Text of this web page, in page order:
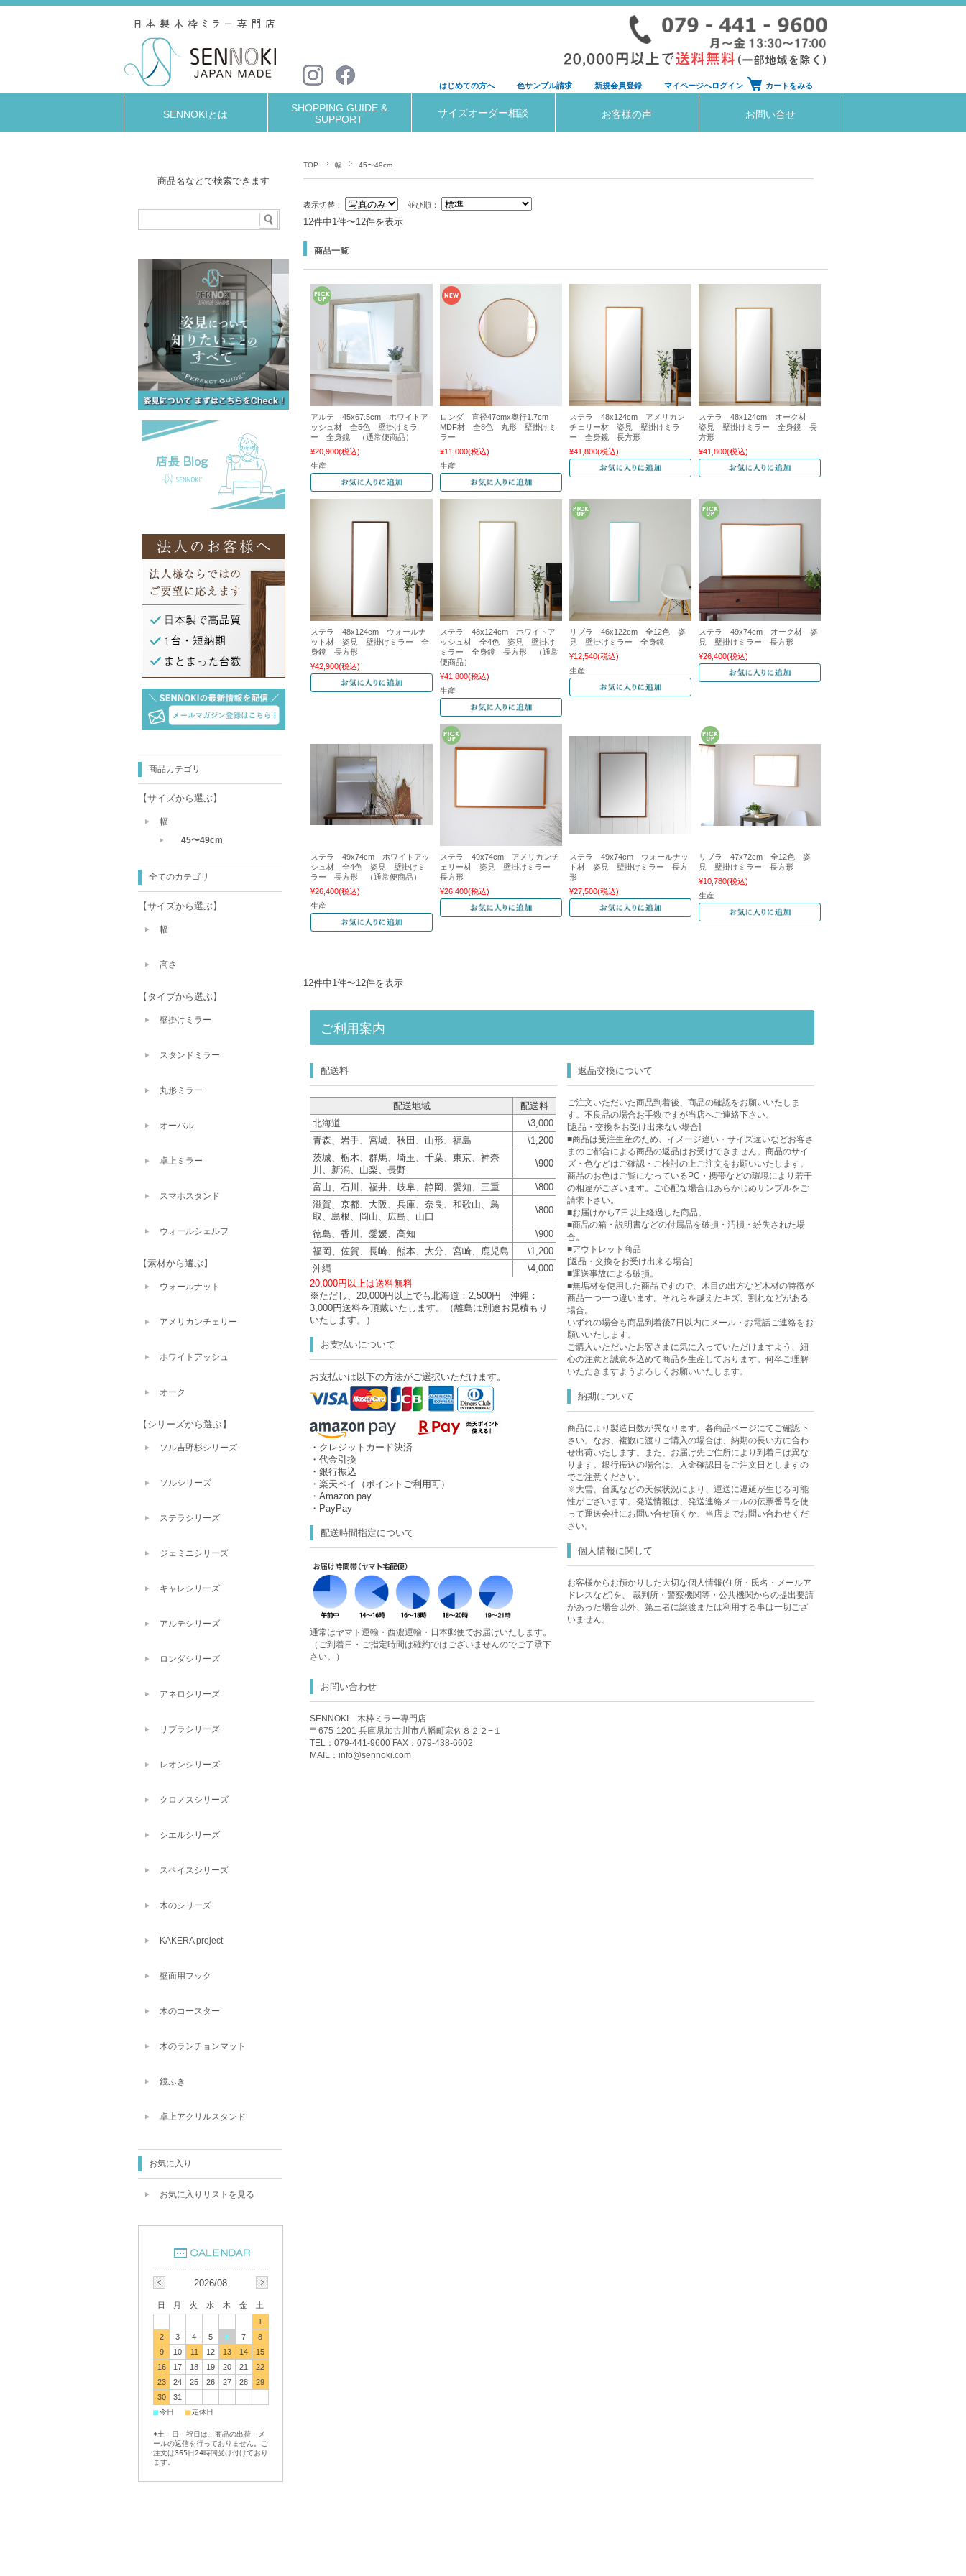
はじめての方へ 色サンプル請求 新規会員登録 マイページへログイン カートをみる
SENNOKIとは
SHOPPING GUIDE &
SUPPORT
サイズオーダー相談 お客様の声 お問い合せ
TOP 幅 45〜49cm
表示切替： 並び順：
12件中1件〜12件を表示
商品一覧
アルテ 45x67.5cm ホワイトア
ッシュ材 全5色 壁掛けミラ
ー 全身鏡 （通常便商品）
¥20,900(税込)
生産
ロンダ 直径47cmx奥行1.7cm
MDF材 全8色 丸形 壁掛けミ
ラー
¥11,000(税込)
生産
ステラ 48x124cm アメリカン
チェリー材 姿見 壁掛けミラ
ー 全身鏡 長方形
¥41,800(税込)
ステラ 48x124cm オーク材
姿見 壁掛けミラー 全身鏡 長
方形
¥41,800(税込)
ステラ 48x124cm ウォールナ
ット材 姿見 壁掛けミラー 全
身鏡 長方形
¥42,900(税込)
ステラ 48x124cm ホワイトア
ッシュ材 全4色 姿見 壁掛け
ミラー 全身鏡 長方形 （通常
便商品）
¥41,800(税込)
生産
リブラ 46x122cm 全12色 姿
見 壁掛けミラー 全身鏡
¥12,540(税込)
生産
ステラ 49x74cm オーク材 姿
見 壁掛けミラー 長方形
¥26,400(税込)
ステラ 49x74cm ホワイトアッ
シュ材 全4色 姿見 壁掛けミ
ラー 長方形 （通常便商品）
¥26,400(税込)
生産
ステラ 49x74cm アメリカンチ
ェリー材 姿見 壁掛けミラー
長方形
¥26,400(税込)
ステラ 49x74cm ウォールナッ
ト材 姿見 壁掛けミラー 長方
形
¥27,500(税込)
リブラ 47x72cm 全12色 姿
見 壁掛けミラー 長方形
¥10,780(税込)
生産
12件中1件〜12件を表示
ご利用案内
配送料
配送地域
配送料
北海道
\3,000
青森、岩手、宮城、秋田、山形、福島
\1,200
茨城、栃木、群馬、埼玉、千葉、東京、神奈
川、新潟、山梨、長野
\900
富山、石川、福井、岐阜、静岡、愛知、三重
\800
滋賀、京都、大阪、兵庫、奈良、和歌山、鳥
取、島根、岡山、広島、山口
\800
徳島、香川、愛媛、高知
\900
福岡、佐賀、長崎、熊本、大分、宮崎、鹿児島
\1,200
沖縄
\4,000
20,000円以上は送料無料
※ただし、20,000円以上でも北海道：2,500円 沖縄：
3,000円送料を頂戴いたします。（離島は別途お見積もり
いたします。）
お支払いについて
お支払いは以下の方法がご選択いただけます。
・クレジットカード決済
・代金引換
・銀行振込
・楽天ペイ（ポイントご利用可）
・Amazon pay
・PayPay
配送時間指定について
通常はヤマト運輸・西濃運輸・日本郵便でお届けいたします。
（ご到着日・ご指定時間は確約ではございませんのでご了承下
さい。）
返品交換について
ご注文いただいた商品到着後、商品の確認をお願いいたしま
す。不良品の場合お手数ですが当店へご連絡下さい。
[返品・交換をお受け出来ない場合]
■商品は受注生産のため、イメージ違い・サイズ違いなどお客さ
まのご都合による商品の返品はお受けできません。商品のサイ
ズ・色などはご確認・ご検討の上ご注文をお願いいたします。
商品のお色はご覧になっているPC・携帯などの環境により若干
の相違がございます。ご心配な場合はあらかじめサンプルをご
請求下さい。
■お届けから7日以上経過した商品。
■商品の箱・説明書などの付属品を破損・汚損・紛失された場
合。
■アウトレット商品
[返品・交換をお受け出来る場合]
■運送事故による破損。
■無垢材を使用した商品ですので、木目の出方など木材の特徴が
商品一つ一つ違います。それらを越えたキズ、割れなどがある
場合。
いずれの場合も商品到着後7日以内にメール・お電話ご連絡をお
願いいたします。
ご購入いただいたお客さまに気に入っていただけますよう、細
心の注意と誠意を込めて商品を生産しております。何卒ご理解
いただきますようよろしくお願いいたします。
納期について
商品により製造日数が異なります。各商品ページにてご確認下
さい。なお、複数に渡りご購入の場合は、納期の長い方に合わ
せ出荷いたします。また、お届け先ご住所により到着日は異な
ります。銀行振込の場合は、入金確認日をご注文日としますの
でご注意ください。
※大雪、台風などの天候状況により、運送に遅延が生じる可能
性がございます。発送情報は、発送連絡メールの伝票番号を使
って運送会社にお問い合せ頂くか、当店までお問い合わせくだ
さい。
個人情報に関して
お客様からお預かりした大切な個人情報(住所・氏名・メールア
ドレスなど)を、 裁判所・警察機関等・公共機関からの提出要請
があった場合以外、第三者に譲渡または利用する事は一切ござ
いません。
お問い合わせ
SENNOKI 木枠ミラー専門店
〒675-1201 兵庫県加古川市八幡町宗佐８２２−１
TEL：079-441-9600 FAX：079-438-6602
MAIL： info@sennoki.com
商品名などで検索できます
商品カテゴリ
【サイズから選ぶ】
幅
45〜49cm
全てのカテゴリ
【サイズから選ぶ】
幅
高さ
【タイプから選ぶ】
壁掛けミラー
スタンドミラー
丸形ミラー
オーバル
卓上ミラー
スマホスタンド
ウォールシェルフ
【素材から選ぶ】
ウォールナット
アメリカンチェリー
ホワイトアッシュ
オーク
【シリーズから選ぶ】
ソル吉野杉シリーズ
ソルシリーズ
ステラシリーズ
ジェミニシリーズ
キャレシリーズ
アルテシリーズ
ロンダシリーズ
アネロシリーズ
リブラシリーズ
レオンシリーズ
クロノスシリーズ
シエルシリーズ
スペイスシリーズ
木のシリーズ
KAKERA project
壁面用フック
木のコースター
木のランチョンマット
鏡ふき
卓上アクリルスタンド
お気に入り
お気に入りリストを見る
2026/08
日 月 火 水 木 金
土
1
2
3 4 5 6 7
8
9
10 11 12 13 14
15
16
17 18 19 20 21
22
23
24 25 26 27 28
29
30
31
■今日 ■定休日
♦土・日・祝日は、商品の出荷・メ
ールの返信を行っておりません。ご
注文は365日24時間受け付けており
ます。